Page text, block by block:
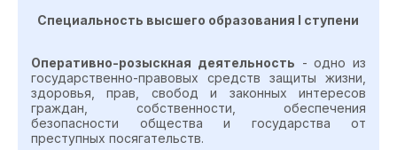
Специальность высшего образования I ступени
Оперативно-розыскная деятельность - одно из
государственно-правовых средств защиты жизни,
здоровья, прав, свобод и законных интересов
граждан, собственности, обеспечения
безопасности общества и государства от
преступных посягательств.